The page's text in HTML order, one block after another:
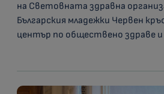
на Световната здравна
Българския младежки Червен
център по обществено здраве и